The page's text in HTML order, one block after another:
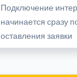
Подключение
начинается сразу
оставления заявки